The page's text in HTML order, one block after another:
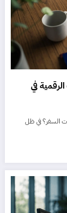
في
السفر؟ في ظل